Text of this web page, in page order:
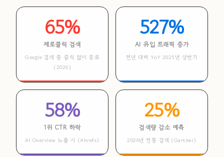
65%
제로클릭 검색
Google 검색 중 클릭 없이 종료
(2026)
527%
AI 유입 트래픽 증가
전년 대비 YoY 2025년 상반기
58%
1위 CTR 하락
AI Overview 노출 시 (Ahrefs)
25%
검색량 감소 예측
2026년 전통 검색 (Gartner)